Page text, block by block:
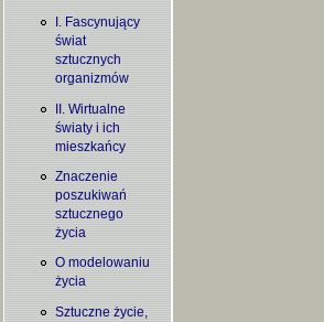
I. Fascynujący
świat
sztucznych
organizmów
II. Wirtualne
światy i ich
mieszkańcy
Znaczenie
poszukiwań
sztucznego
życia
O modelowaniu
życia
Sztuczne życie,